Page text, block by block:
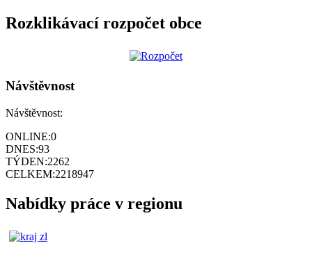
Rozklikávací rozpočet obce
Návštěvnost
Návštěvnost:
ONLINE:0
DNES:93
TÝDEN:2262
CELKEM:2218947
Nabídky práce v regionu